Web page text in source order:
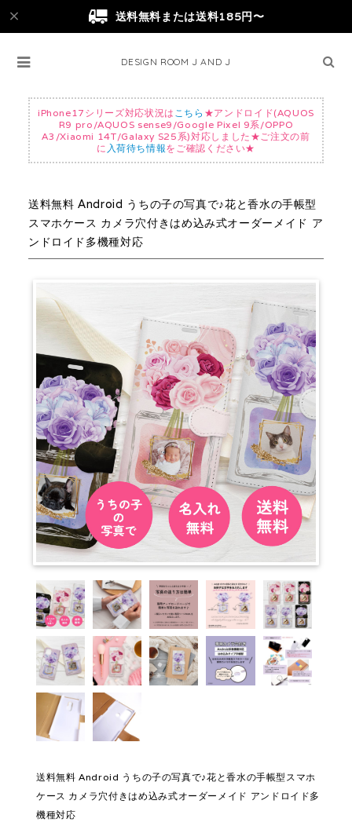
送料無料または送料185円〜
DESIGN ROOM J AND J
iPhone17シリーズ対応状況は こちら ★アンドロイド(AQUOS
R9 pro/AQUOS sense9/Google Pixel 9系/OPPO
A3/Xiaomi 14T/Galaxy S25系)対応しました★ご注文の前
に 入荷待ち情報をご確認ください★
送料無料 Android うちの子の写真で♪花と香水の手帳型
スマホケース カメラ穴付きはめ込み式オーダーメイド ア
ンドロイド多機種対応
送料無料 Android うちの子の写真で♪花と香水の手帳型スマホ
ケース カメラ穴付きはめ込み式オーダーメイド アンドロイド多
機種対応